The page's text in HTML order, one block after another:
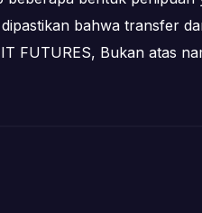
bahwa transfer
FUTURES, Bukan atas